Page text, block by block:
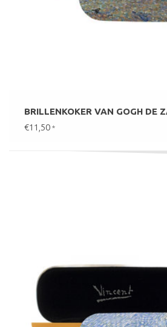
BRILLENKOKER VAN GOGH DE
€11,50 *